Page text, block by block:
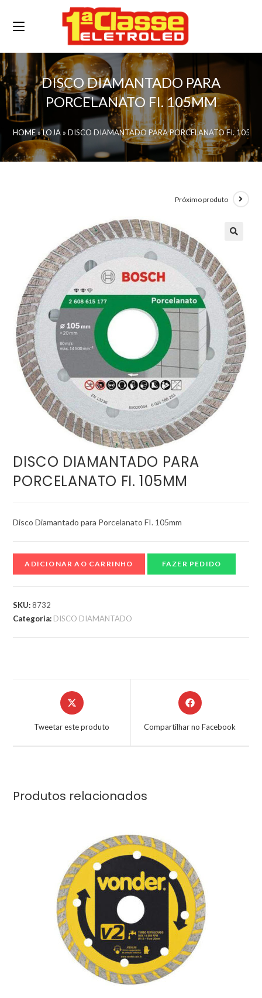
DISCO DIAMANTADO PARA
PORCELANATO FI. 105MM
HOME »LOJA »DISCO DIAMANTADO PARA PORCELANATO FI.
Próximo produto
DISCO DIAMANTADO PARA
PORCELANATO FI. 105MM
Disco Diamantado para Porcelanato FI. 105mm
ADICIONAR AO CARRINHO FAZER PEDIDO
SKU:8732
Categoria: DISCO DIAMANTADO
Tweetar este produto Compartilhar no Facebook
Produtos relacionados